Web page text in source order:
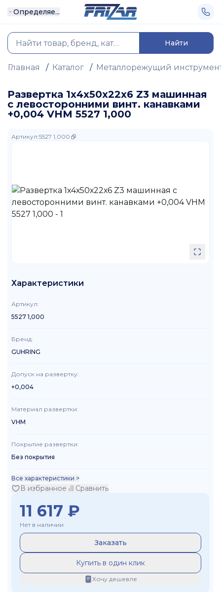
Определяе...
Найти
Главная / Каталог / Металлорежущий
Развертка 1х4х50х22х6 Z3 машинная
с левосторонними винт. канавками
+0,004 VHM 5527 1,000
Артикул:5527 1,000
Характеристики
Артикул:
5527 1,000
Бренд:
GUHRING
Допуск на развертку:
+0,004
Материал развертки:
VHM
Покрытие развертки:
Без покрытия
Все характеристики >
В избранное Сравнить
11 617 ₽
Нет в наличии
Заказать
Купить в один клик
Хочу дешевле